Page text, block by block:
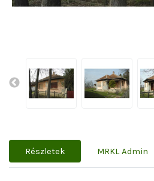
Részletek MRKL Admin